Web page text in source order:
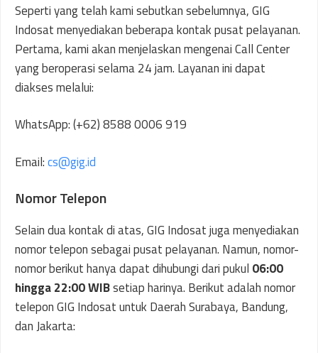
Seperti yang telah kami sebutkan sebelumnya, GIG
Indosat menyediakan beberapa kontak pusat pelayanan.
Pertama, kami akan menjelaskan mengenai Call Center
yang beroperasi selama 24 jam. Layanan ini dapat
diakses melalui:
WhatsApp: (+62) 8588 0006 919
Email:cs@gig.id
Nomor Telepon
Selain dua kontak di atas, GIG Indosat juga menyediakan
nomor telepon sebagai pusat pelayanan. Namun, nomor-
nomor berikut hanya dapat dihubungi dari pukul 06:00
hingga 22:00 WIBsetiap harinya. Berikut adalah nomor
telepon GIG Indosat untuk Daerah Surabaya, Bandung,
dan Jakarta: